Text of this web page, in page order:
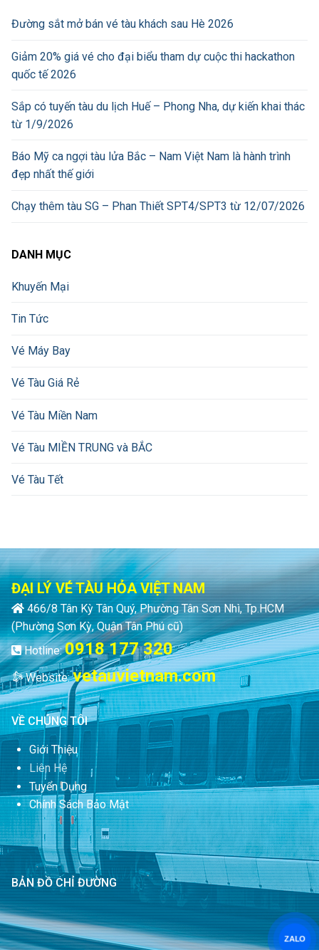
Đường sắt mở bán vé tàu khách sau Hè 2026
Giảm 20% giá vé cho đại biểu tham dự cuộc thi hackathon
quốc tế 2026
Sắp có tuyến tàu du lịch Huế – Phong Nha, dự kiến khai thác
từ 1/9/2026
Báo Mỹ ca ngợi tàu lửa Bắc – Nam Việt Nam là hành trình
đẹp nhất thế giới
Chạy thêm tàu SG – Phan Thiết SPT4/SPT3 từ 12/07/2026
DANH MỤC
Khuyến Mại
Tin Tức
Vé Máy Bay
Vé Tàu Giá Rẻ
Vé Tàu Miền Nam
Vé Tàu MIỀN TRUNG và BẮC
Vé Tàu Tết
ĐẠI LÝ VÉ TÀU HỎA VIỆT NAM
466/8 Tân Kỳ Tân Quý, Phường Tân Sơn Nhì, Tp.HCM
(Phường Sơn Kỳ, Quận Tân Phú cũ)
Hotline:0918 177 320
Website:vetauvietnam.com
VỀ CHÚNG TÔI
Giới Thiệu
Liên Hệ
Tuyển Dụng
Chính Sách Bảo Mật
BẢN ĐỒ CHỈ ĐƯỜNG
ZALO